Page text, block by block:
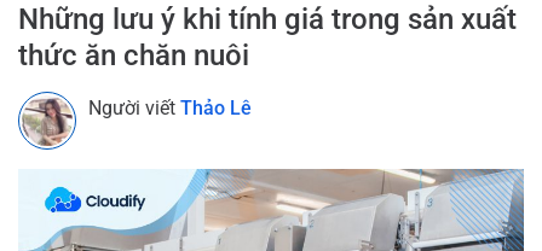
Những lưu ý khi tính giá trong sản xuất
thức ăn chăn nuôi
Người viết Thảo Lê